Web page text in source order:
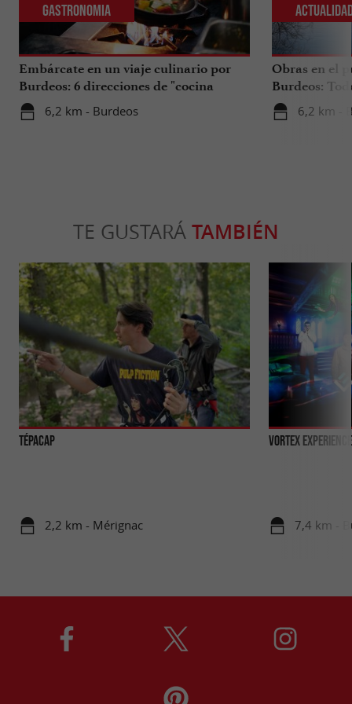
Embárcate en un viaje culinario por
Burdeos: 6 direcciones de "cocina
internacional"
6,2 km - Burdeos
Gastronomia
Obras en el
Burdeos:
tus viajes en
6,2 km -
TE GUSTARÁ TAMBIÉN
Tépacap
2,2 km - Mérignac
VORTEX
7,4 km -